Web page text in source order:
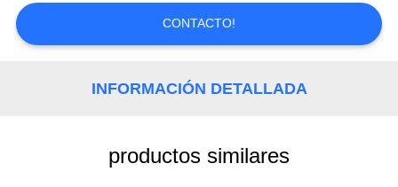
NOTICIAS
CONTACTO!
INFORMACIÓN DETALLADA
productos similares